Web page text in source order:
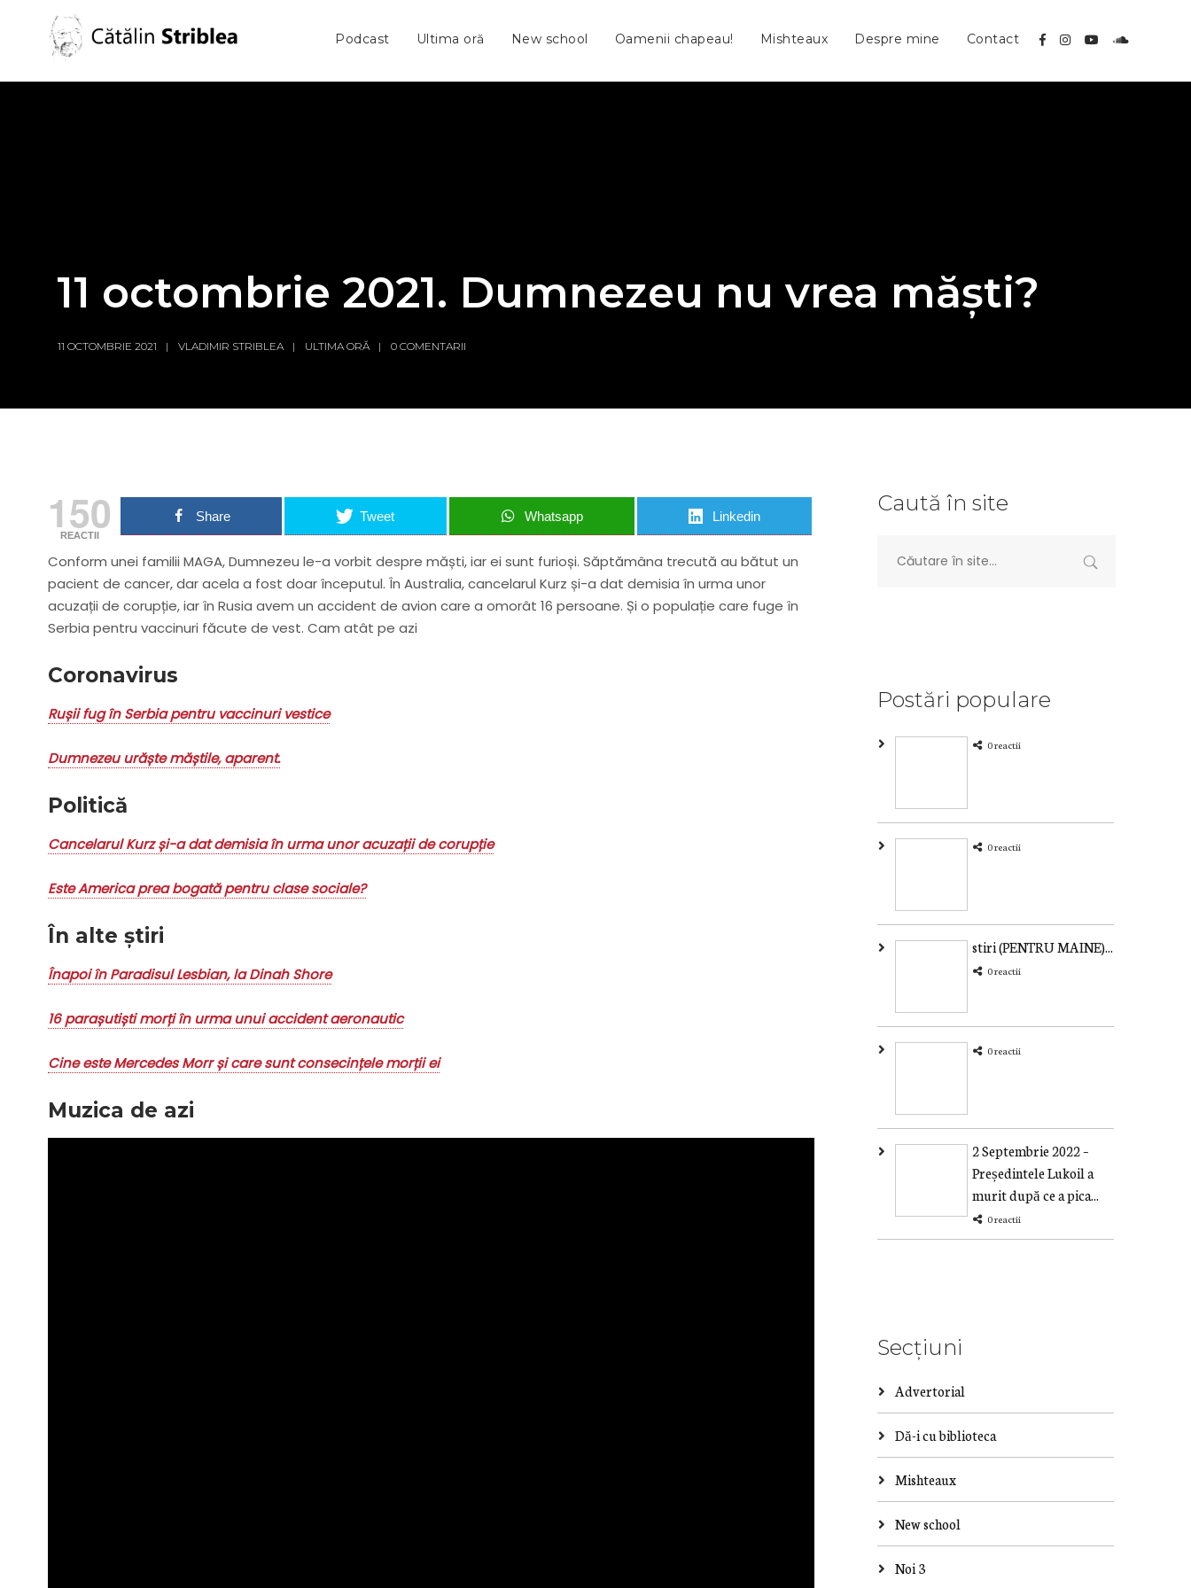
Podcast Ultima oră New school Oamenii chapeau! Mishteaux Despre mine Contact
11 octombrie 2021. Dumnezeu nu vrea măști?
11 OCTOMBRIE 2021 VLADIMIR STRIBLEA ULTIMA ORĂ 0 COMENTARII
150
REACTII
Share Tweet Whatsapp Linkedin
Conform unei familii MAGA, Dumnezeu le-a vorbit despre măști, iar ei sunt furioși. Săptămâna trecută au bătut un
pacient de cancer, dar acela a fost doar începutul. În Australia, cancelarul Kurz și-a dat demisia în urma unor
acuzații de corupție, iar în Rusia avem un accident de avion care a omorât 16 persoane. Și o populație care fuge în
Serbia pentru vaccinuri făcute de vest. Cam atât pe azi
Coronavirus
Rușii fug în Serbia pentru vaccinuri vestice
Dumnezeu urăște măștile, aparent.
Politică
Cancelarul Kurz și-a dat demisia în urma unor acuzații de corupție
Este America prea bogată pentru clase sociale?
În alte știri
Înapoi în Paradisul Lesbian, la Dinah Shore
16 parașutiști morți în urma unui accident aeronautic
Cine este Mercedes Morr și care sunt consecințele morții ei
Muzica de azi
Caută în site
Postări populare
0 reactii
0 reactii
stiri (PENTRU MAINE)...
0 reactii
0 reactii
2 Septembrie 2022 –
Președintele Lukoil a
murit după ce a pica...
0 reactii
Secțiuni
Advertorial
Dă-i cu biblioteca
Mishteaux
New school
Noi 3